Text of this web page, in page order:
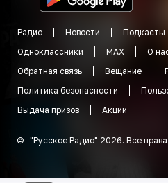
Радио Новости Подкасты
Одноклассники
MAX О
Обратная связь
Вещание
Политика безопасности
Выдача призов
Акции
© "Русское Радио" 2026. Все